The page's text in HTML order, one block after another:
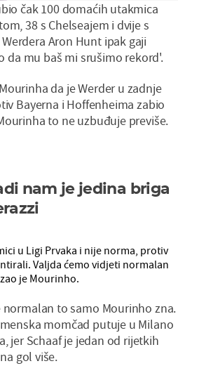
čak 100 domaćih utakmica
38 s Chelseajem i dvije s
Aron Hunt ipak gaji
da mu baš mi srušimo rekord'.
da je Werder u zadnje
Bayerna i Hoffenheima zabio
to ne uzbuđuje previše.
nam je jedina briga
u Ligi Prvaka i nije norma, protiv
Valjda ćemo vidjeti normalan
je Mourinho.
to samo Mourinho zna.
momčad putuje u Milano
jer Schaaf je jedan od rijetkih
gol više.